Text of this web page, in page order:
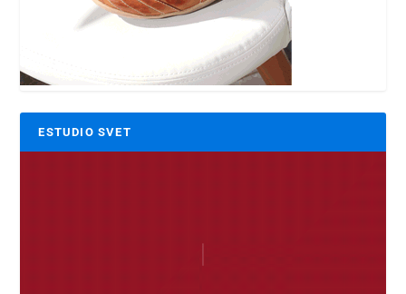
ESTUDIO SVET